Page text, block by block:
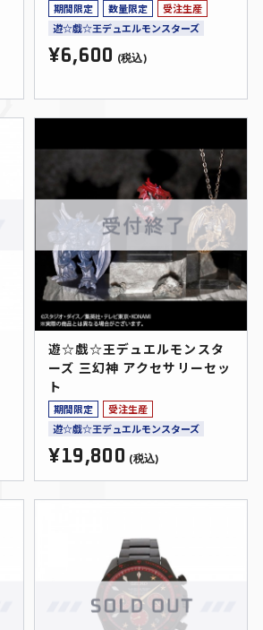
期間限定 数量限定
受注生産
遊☆戯☆王デュエルモンスターズ
¥6,600 (税込)
遊☆戯☆王デュエルモンスタ
ーズ 三幻神 アクセサリーセッ
ト
期間限定
受注生産
遊☆戯☆王デュエルモンスターズ
¥19,800 (税込)